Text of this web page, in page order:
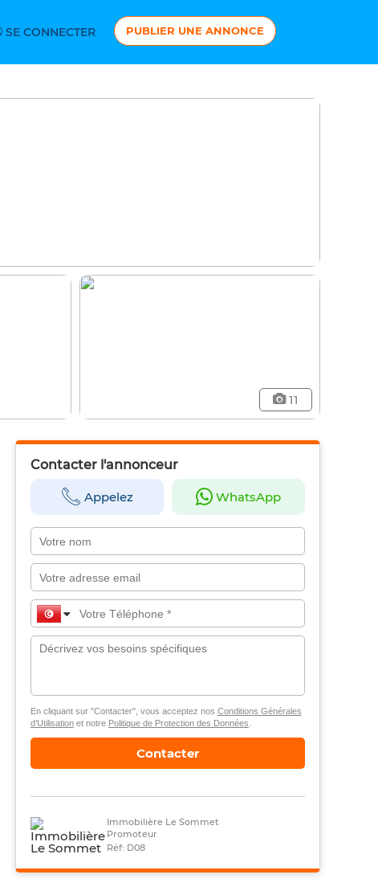
SE CONNECTER PUBLIER UNE ANNONCE
11
Contacter l'annonceur
Appelez WhatsApp
En cliquant sur "Contacter", vous acceptez nos Conditions Générales
d’Utilisationet notre Politique de Protection des Données
Contacter
Immobilière Le Sommet
Promoteur
Réf: D08